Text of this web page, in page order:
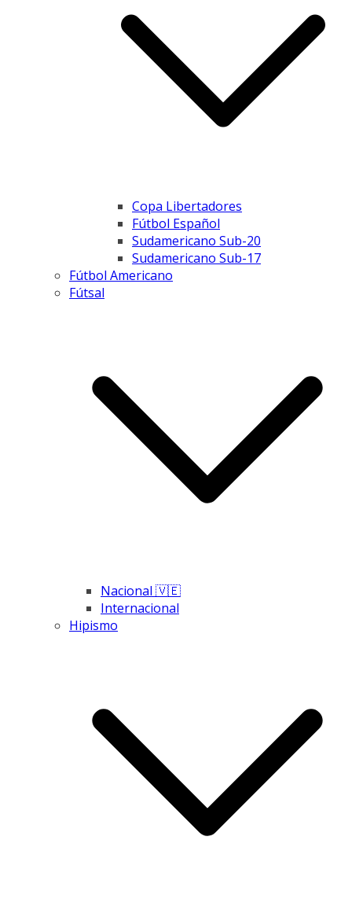
Copa Libertadores
Fútbol Español
Sudamericano Sub-20
Sudamericano Sub-17
Fútbol Americano
Fútsal
Nacional 🇻🇪
Internacional
Hipismo